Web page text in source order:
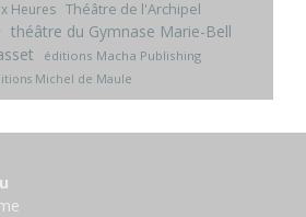
Heures Théâtre de l'Archipel
théâtre du Gymnase Marie-Bell
éditions Macha Publishing
Michel de Maule